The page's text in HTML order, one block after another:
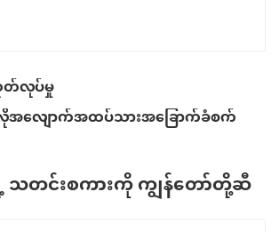
တ်လုပ်မှု
လျောက်အထပ်သားအခြောက်ခံစက်
သတင်းစကားကို ကျွန်တော်တို့ဆီ